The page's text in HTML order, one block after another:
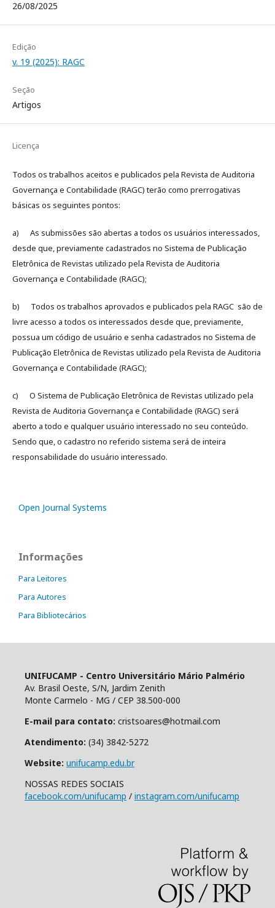
26/08/2025
Edição
v. 19 (2025): RAGC
Seção
Artigos
Licença
Todos os trabalhos aceitos e publicados pela Revista de Auditoria
Governança e Contabilidade (RAGC) terão como prerrogativas
básicas os seguintes pontos:
a) As submissões são abertas a todos os usuários interessados,
desde que, previamente cadastrados no Sistema de Publicação
Eletrônica de Revistas utilizado pela Revista de Auditoria
Governança e Contabilidade (RAGC);
b) Todos os trabalhos aprovados e publicados pela RAGC são de
livre acesso a todos os interessados desde que, previamente,
possua um código de usuário e senha cadastrados no Sistema de
Publicação Eletrônica de Revistas utilizado pela Revista de Auditoria
Governança e Contabilidade (RAGC);
c) O Sistema de Publicação Eletrônica de Revistas utilizado pela
Revista de Auditoria Governança e Contabilidade (RAGC) será
aberto a todo e qualquer usuário interessado no seu conteúdo.
Sendo que, o cadastro no referido sistema será de inteira
responsabilidade do usuário interessado.
Open Journal Systems
Informações
Para Leitores
Para Autores
Para Bibliotecários
UNIFUCAMP - Centro Universitário Mário Palmério
Av. Brasil Oeste, S/N, Jardim Zenith
Monte Carmelo - MG / CEP 38.500-000
E-mail para contato: cristsoares@hotmail.com
Atendimento: (34) 3842-5272
Website: unifucamp.edu.br
NOSSAS REDES SOCIAIS
facebook.com/unifucamp / instagram.com/unifucamp